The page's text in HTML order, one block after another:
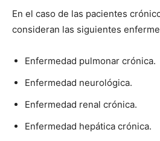
En el caso de las pacientes
consideran las siguientes
Enfermedad pulmonar crónica.
Enfermedad neurológica.
Enfermedad renal crónica.
Enfermedad hepática crónica.